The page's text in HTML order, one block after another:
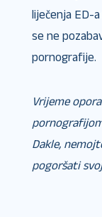
liječenja ED-
se ne
pornografije.
Vrijeme
Dakle,
pogoršati